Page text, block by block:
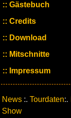
Gästebuch
Credits
Download
Mitschnitte
Impressum
News :.Tourdaten:.
Show